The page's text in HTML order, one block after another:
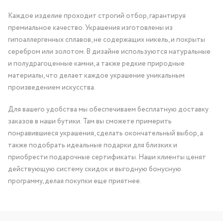
Каждое изделие проходит строгий отбор, гарантируя
премиальное качество. Украшения изготовлены из
гипоаллергенных сплавов, не содержащих никель, и покрыты
серебром или золотом. В дизайне используются натуральные
и полудрагоценные камни, а также редкие природные
материалы, что делает каждое украшение уникальным
произведением искусства.
Для вашего удобства мы обеспечиваем бесплатную доставку
заказов в наши бутики. Там вы сможете примерить
понравившиеся украшения, сделать окончательный выбор, а
также подобрать идеальные подарки для близких и
приобрести подарочные сертификаты. Наши клиенты ценят
действующую систему скидок и выгодную бонусную
программу, делая покупки еще приятнее.